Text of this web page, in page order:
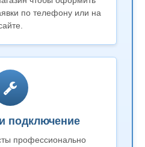
по телефону или на
подключение
профессионально